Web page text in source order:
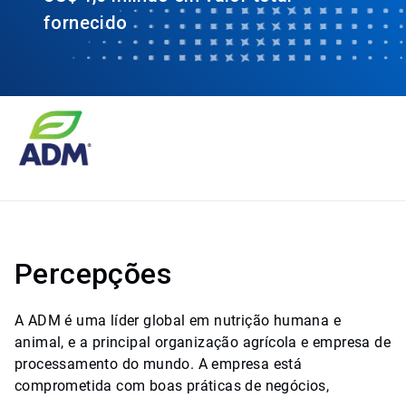
fornecido
Percepções
A ADM é uma líder global em nutrição humana e
animal, e a principal organização agrícola e empresa de
processamento do mundo. A empresa está
comprometida com boas práticas de negócios,